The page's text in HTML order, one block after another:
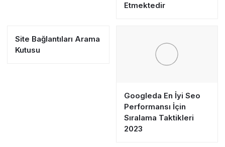
Etmektedir
Site Bağlantıları Arama
Kutusu
Googleda En İyi Seo
Performansı İçin
Sıralama Taktikleri
2023